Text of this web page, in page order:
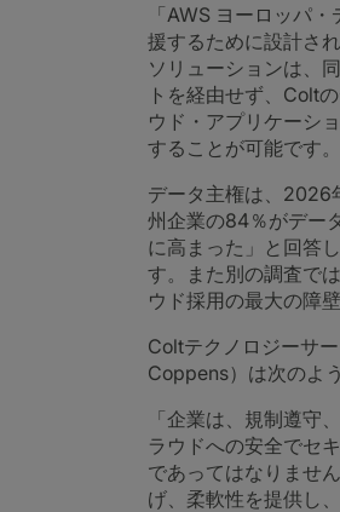
「AWS ヨーロッパ
援するために設計さ
ソリューションは、
トを経由せず、Colt
ウド・アプリケーシ
することが可能です。
データ主権は、2026
州企業の84％がデー
に高まった」と回答
す。また別の調査で
ウド採用の最大の障
Coltテクノロジーサ
Coppens）は次のよ
「企業は、規制遵守
ラウドへの安全でセ
であってはなりませ
げ、柔軟性を提供し